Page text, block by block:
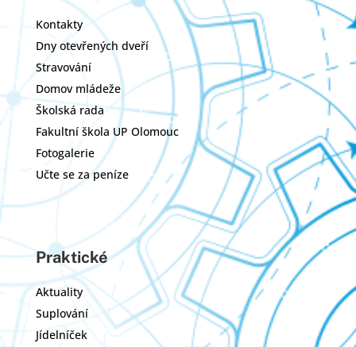
Kontakty
Dny otevřených dveří
Stravování
Domov mládeže
Školská rada
Fakultní škola UP Olomouc
Fotogalerie
Učte se za peníze
Praktické
Aktuality
Suplování
Jídelníček